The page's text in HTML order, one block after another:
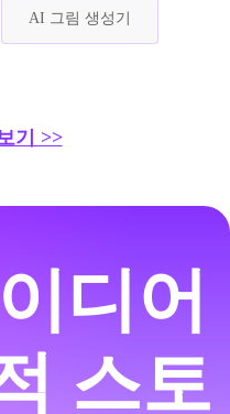
AI 그림 생성기
기 >>
디어
스토